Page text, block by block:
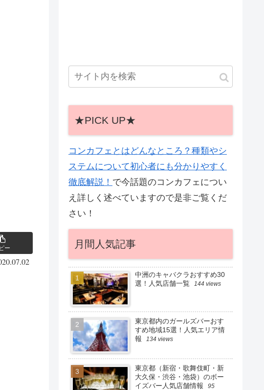
ー
★PICK UP★
コンカフェとはどんなところ？種類やシ
ステムについて初心者にも分かりやすく
徹底解説！ で今話題のコンカフェについ
え詳しく述べていますので是非ご覧くだ
さい！
月間人気記事
中洲のキャバクラおすすめ30
選！人気店舗一覧
144 views
東京都内のガールズバーおす
すめ地域15選！人気エリア情
報
134 views
東京都（新宿・歌舞伎町・新
大久保・渋谷・池袋）のボー
イズバー人気店舗情報
95